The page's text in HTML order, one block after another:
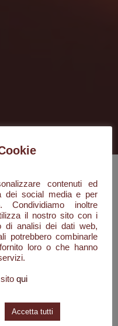
contenuti ed
dei social media e per
inoltre
il nostro sito con i
di analisi dei dati web,
potrebbero combinarle
loro o che hanno
qui
Accetta tutti